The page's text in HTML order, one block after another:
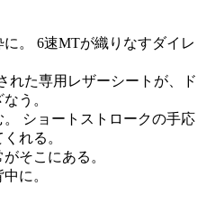
。 6速MTが織りなすダイレ
れた専用レザーシートが、ド
う。
ショートストロークの手応
れる。
そこにある。
に。